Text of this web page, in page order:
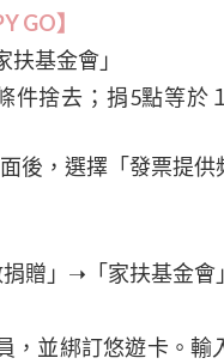
GO】
基金會」
捨去；捐5點等於
後，選擇「發票提供
贈」➝「家扶基金會」
並綁訂悠遊卡。輸